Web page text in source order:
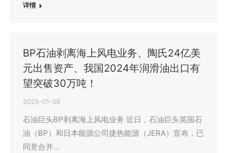
详情
BP石油剥离海上风电业务、陶氏24亿美
元出售资产、我国2024年润滑油出口有
望突破30万吨！
2025-01-08
石油巨头BP剥离海上风电业务 近日，石油巨头英国石
油（BP）和日本能源公司捷热能源（JERA）宣布，已
同意合并…